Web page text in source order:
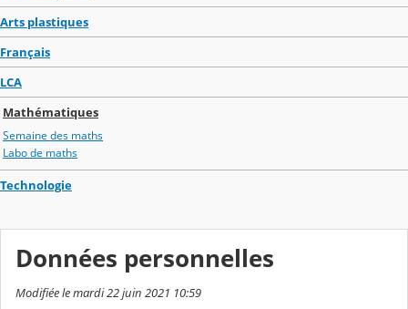
Arts plastiques
Français
LCA
Mathématiques
Semaine des maths
Labo de maths
Technologie
Données personnelles
Modifiée le mardi 22 juin 2021 10:59